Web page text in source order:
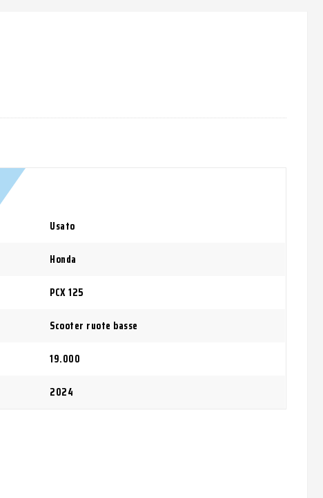
Usato
Honda
PCX 125
Scooter ruote basse
19.000
2024